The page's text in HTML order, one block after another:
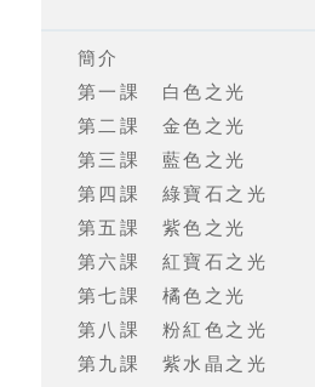
簡介
第一課 白色之光
第二課 金色之光
第三課 藍色之光
第四課 綠寶石之光
第五課 紫色之光
第六課 紅寶石之光
第七課 橘色之光
第八課 粉紅色之光
第九課 紫水晶之光